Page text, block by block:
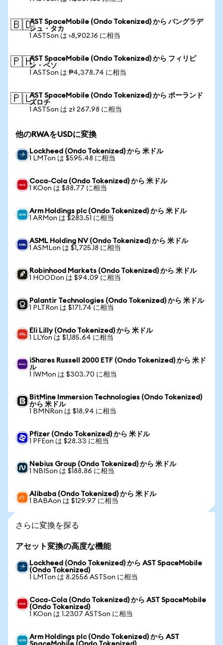
🇧🇩AST SpaceMobile (Ondo Tokenized) から バングラデ
シュ・タカ
1 ASTSon は ৳8,902.16 に相当
🇵🇭AST SpaceMobile (Ondo Tokenized) から フィリピ
ン・ペソ
1 ASTSon は ₱4,378.74 に相当
🇵🇱AST SpaceMobile (Ondo Tokenized) から ポーランド
ズロチ
1 ASTSon は zł 267.98 に相当
他のRWAをUSDに変換
Lockheed (Ondo Tokenized) から 米ドル
1 LMTon は $595.48 に相当
Coca-Cola (Ondo Tokenized) から 米ドル
1 KOon は $88.77 に相当
Arm Holdings plc (Ondo Tokenized) から 米ドル
1 ARMon は $283.51 に相当
ASML Holding NV (Ondo Tokenized) から 米ドル
1 ASMLon は $1,725.18 に相当
Robinhood Markets (Ondo Tokenized) から 米ドル
1 HOODon は $94.09 に相当
Palantir Technologies (Ondo Tokenized) から 米ドル
1 PLTRon は $171.74 に相当
Eli Lilly (Ondo Tokenized) から 米ドル
1 LLYon は $1,185.64 に相当
iShares Russell 2000 ETF (Ondo Tokenized) から 米ド
ル
1 IWMon は $303.70 に相当
BitMine Immersion Technologies (Ondo Tokenized)
から 米ドル
1 BMNRon は $18.94 に相当
Pfizer (Ondo Tokenized) から 米ドル
1 PFEon は $28.33 に相当
Nebius Group (Ondo Tokenized) から 米ドル
1 NBISon は $188.86 に相当
Alibaba (Ondo Tokenized) から 米ドル
1 BABAon は $129.97 に相当
さらに変換を探る
アセット変換の高度な機能
Lockheed (Ondo Tokenized) から AST SpaceMobile
(Ondo Tokenized)
1 LMTon は 8.2556 ASTSon に相当
Coca-Cola (Ondo Tokenized) から AST SpaceMobile
(Ondo Tokenized)
1 KOon は 1.2307 ASTSon に相当
Arm Holdings plc (Ondo Tokenized) から AST